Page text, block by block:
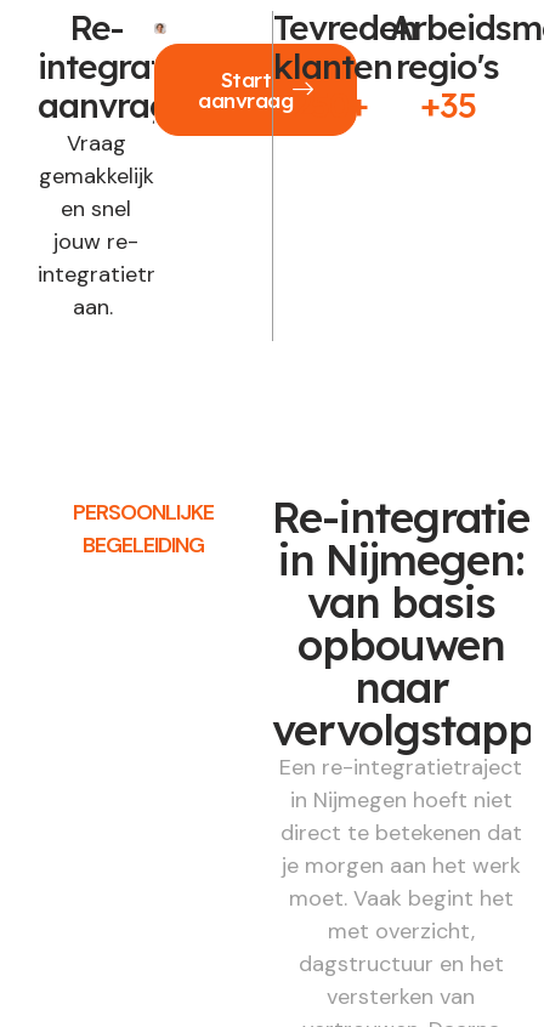
Re-
integratie
aanvragen?
Vraag
gemakkelijk
en snel
jouw re-
integratietraject
aan.
Start
aanvraag
Tevreden
klanten
250+
regio's
+35
PERSOONLIJKE
BEGELEIDING
Re-integratie
in Nijmegen:
van basis
opbouwen
naar
Een re-integratietraject
in Nijmegen hoeft niet
direct te betekenen dat
je morgen aan het werk
moet. Vaak begint het
met overzicht,
dagstructuur en het
versterken van